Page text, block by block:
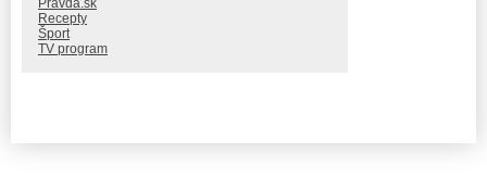
Pravda.sk
Recepty
Šport
TV program